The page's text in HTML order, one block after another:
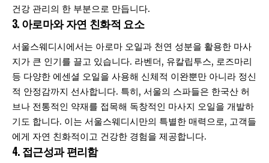
건강 관리의 한 부분으로 만듭니다.
3.아로마와 자연 친화적 요소
서울스웨디시에서는 아로마 오일과 천연 성분을 활용한 마사
지가 큰 인기를 끌고 있습니다. 라벤더, 유칼립투스, 로즈마리
등 다양한 에센셜 오일을 사용해 신체적 이완뿐만 아니라 정신
적 안정감까지 선사합니다. 특히, 서울의 스파들은 한국산 허
브나 전통적인 약재를 접목해 독창적인 마사지 오일을 개발하
기도 합니다. 이는 서울스웨디시만의 특별한 매력으로, 고객들
에게 자연 친화적이고 건강한 경험을 제공합니다.
4.접근성과 편리함